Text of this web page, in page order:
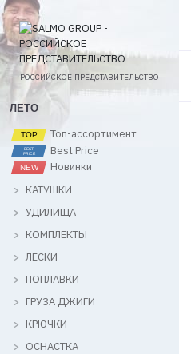
РОССИЙСКОЕ ПРЕДСТАВИТЕЛЬСТВО
ЛЕТО
Топ-ассортимент
Best Price
Новинки
КАТУШКИ
УДИЛИЩА
КОМПЛЕКТЫ
ЛЕСКИ
ПОПЛАВКИ
ГРУЗА ДЖИГИ
КРЮЧКИ
ОСНАСТКА